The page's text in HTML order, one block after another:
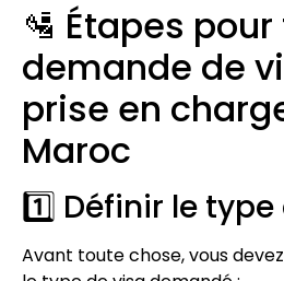
🛂 Étapes
demande de
prise en
Maroc
1️⃣ Définir le
Avant toute chose, vous